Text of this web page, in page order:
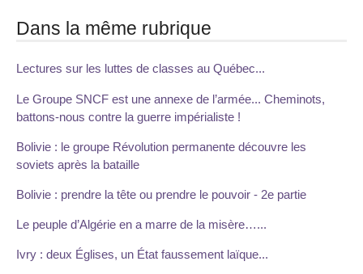
Dans la même rubrique
Lectures sur les luttes de classes au Québec...
Le Groupe SNCF est une annexe de l’armée... Cheminots,
battons-nous contre la guerre impérialiste !
Bolivie : le groupe Révolution permanente découvre les
soviets après la bataille
Bolivie : prendre la tête ou prendre le pouvoir - 2e partie
Le peuple d’Algérie en a marre de la misère…...
Ivry : deux Églises, un État faussement laïque...